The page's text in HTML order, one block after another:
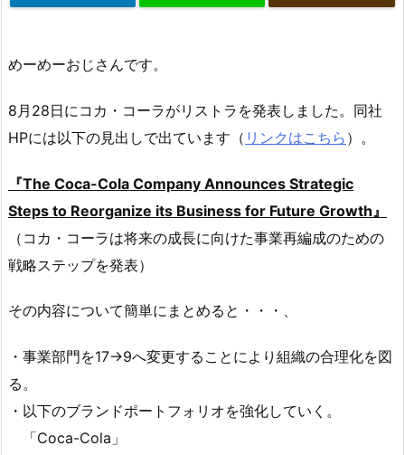
めーめーおじさんです。
8月28日にコカ・コーラがリストラを発表しました。同社
HPには以下の見出しで出ています（ リンクはこちら ）。
『The Coca-Cola Company Announces Strategic
Steps to Reorganize its Business for Future Growth』
（コカ・コーラは将来の成長に向けた事業再編成のための
戦略ステップを発表）
その内容について簡単にまとめると・・・、
・事業部門を17→9へ変更することにより組織の合理化を図
る。
・以下のブランドポートフォリオを強化していく。
「Coca-Cola」